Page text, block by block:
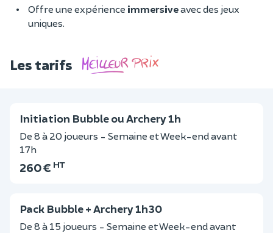
Offre une expérience immersiveavec des jeux
uniques.
Les tarifs
Initiation Bubble ou Archery 1h
De 8 à 20 joueurs - Semaine et Week-end avant
17h
260 € HT
Pack Bubble + Archery 1h30
De 8 à 15 joueurs - Semaine et Week-end avant